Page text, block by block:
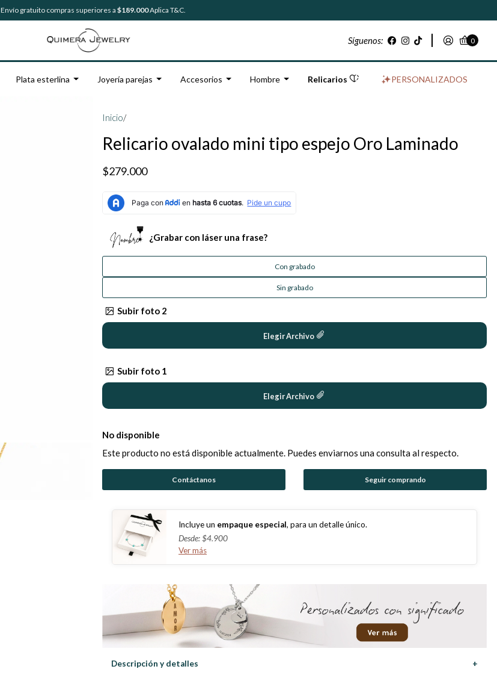
Envío gratuito compras superiores a $189.000Aplica T&C.
Síguenos: 0
Plata esterlina Joyería parejas Accesorios Hombre Relicarios PERSONALIZADOS
Inicio/
Relicario ovalado mini tipo espejo Oro Laminado
$279.000
¿Grabar con láser una frase?
Con grabado
Sin grabado
Subir foto 2
Elegir Archivo
Subir foto 1
Elegir Archivo
No disponible
Este producto no está disponible actualmente. Puedes enviarnos una consulta al respecto.
Contáctanos Seguir comprando
Incluye un empaque especial, para un detalle único.
Desde: $4.900
Ver más
Descripción y detalles +